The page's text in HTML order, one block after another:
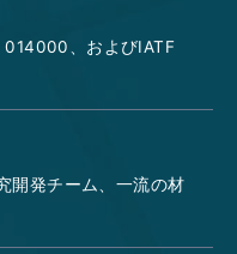
、およびIATF
開発チーム、一流の材